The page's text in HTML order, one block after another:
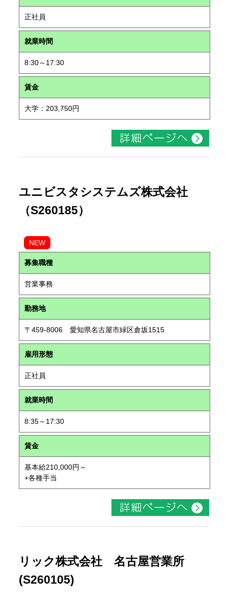
正社員
就業時間
8:30～17:30
賃金
大学：203,750円
ユニビスタシステムズ株式会社
（S260185）
NEW
募集職種
営業事務
勤務地
〒459-8006 愛知県名古屋市緑区倉坂1515
雇用形態
正社員
就業時間
8:35～17:30
賃金
基本給210,000円～
+各種手当
リック株式会社 名古屋営業所
(S260105)